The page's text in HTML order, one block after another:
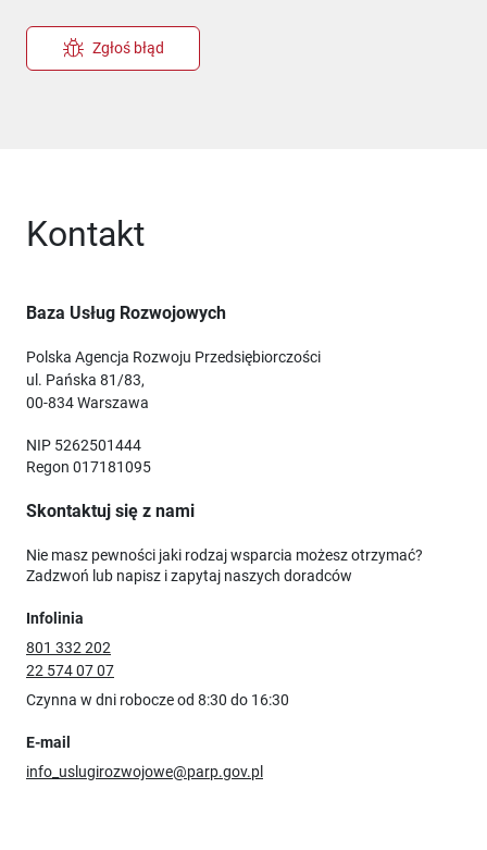
Zgłoś błąd
Kontakt
Baza Usług Rozwojowych
Polska Agencja Rozwoju Przedsiębiorczości
ul. Pańska 81/83,
00-834 Warszawa
NIP 5262501444
Regon 017181095
Skontaktuj się z nami
Nie masz pewności jaki rodzaj wsparcia możesz otrzymać?
Zadzwoń lub napisz i zapytaj naszych doradców
Infolinia
801 332 202
22 574 07 07
Czynna w dni robocze od 8:30 do 16:30
E-mail
info_uslugirozwojowe@parp.gov.pl